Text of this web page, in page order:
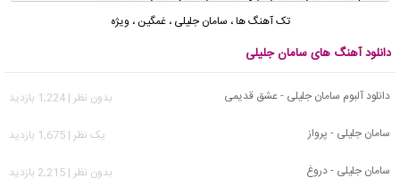
تک آهنگ ها، سامان جلیلی ،غمگین ، ویژه
دانلود آهنگ های سامان جلیلی
دانلود آلبوم سامان جلیلی - عشق قدیمی
بدون نظر | 1,224 بازدید
سامان جلیلی - پرواز
يک نظر | 1,675 بازدید
سامان جلیلی - دروغ
بدون نظر | 2,215 بازدید